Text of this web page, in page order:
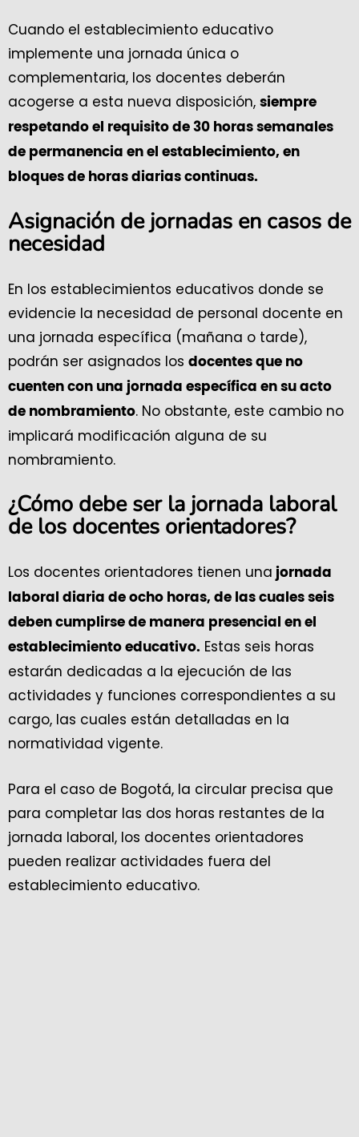
Cuando el establecimiento educativo
implemente una jornada única o
complementaria, los docentes deberán
acogerse a esta nueva disposición, siempre
respetando el requisito de 30 horas semanales
de permanencia en el establecimiento, en
bloques de horas diarias continuas.
Asignación de jornadas en casos de
necesidad
En los establecimientos educativos donde se
evidencie la necesidad de personal docente en
una jornada específica (mañana o tarde),
podrán ser asignados los docentes que no
cuenten con una jornada específica en su acto
de nombramiento. No obstante, este cambio no
implicará modificación alguna de su
nombramiento.
¿Cómo debe ser la jornada laboral
de los docentes orientadores?
Los docentes orientadores tienen una jornada
laboral diaria de ocho horas, de las cuales seis
deben cumplirse de manera presencial en el
establecimiento educativo. Estas seis horas
estarán dedicadas a la ejecución de las
actividades y funciones correspondientes a su
cargo, las cuales están detalladas en la
normatividad vigente.
Para el caso de Bogotá, la circular precisa que
para completar las dos horas restantes de la
jornada laboral, los docentes orientadores
pueden realizar actividades fuera del
establecimiento educativo.